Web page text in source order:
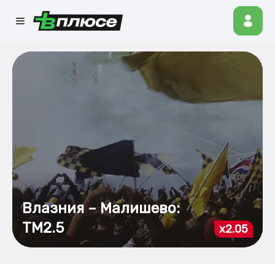
Влазния – Малишево:
ТМ2.5
x2.05